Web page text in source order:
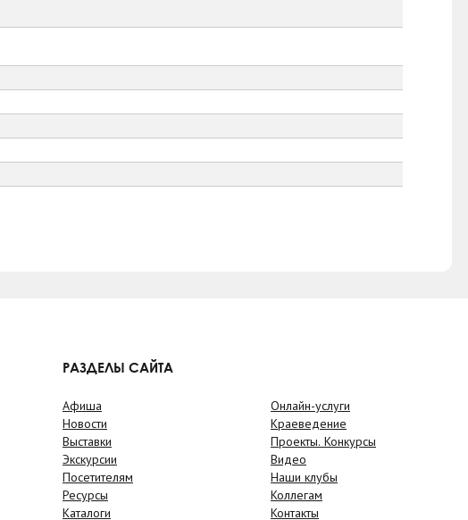
РАЗДЕЛЫ САЙТА
Афиша
Новости
Выставки
Экскурсии
Посетителям
Ресурсы
Каталоги
Онлайн-услуги
Краеведение
Проекты. Конкурсы
Видео
Наши клубы
Коллегам
Контакты